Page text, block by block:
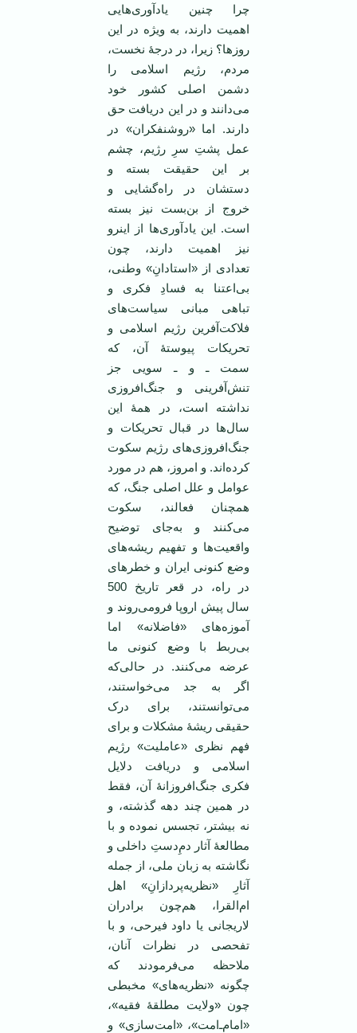
چرا چنین یادآوری‌ها‌یی
اهمیت دارند، به ویژه در این
روزها؟ زیرا، در درجۀ نخست،
مردم، رژیم اسلامی را
دشمن اصلی کشور خود
می‌دانند و در این دریافت حق
دارند. اما «روشنفکران» در
عمل پشتِ سرِ رژیم، چشم
بر این حقیقت بسته و
دستشان در راه‌گشایی و
خروج از بن‌بست نیز بسته
است. این یادآوری‌ها از اینرو
نیز اهمیت دارند، چون
تعدادی از «استادانِ» وطنی،
بی‌اعتنا به فسادِ فکری و
تباهی مبانی سیاست‌های
فلاکت‌آفرین رژیم اسلامی و
تحریکات پیوستۀ آن، که
سمت ـ و ـ سویی جز
تنش‌آفرینی و جنگ‌افروزی
نداشته است، در همۀ این
سال‌ها در قبال تحریکات و
جنگ‌افروزی‌های رژیم سکوت
کرده‌اند. و امروز، هم در مورد
عوامل و علل اصلی جنگ، که
همچنان فعالند، سکوت
می‌کنند و به‌جای توضیح
واقعیت‌ها و تفهیم ریشه‌های
وضع کنونی ایران و خطرهای
در راه، در قعر تاریخ 500
سال پیش اروپا فرومی‌روند و
آموزه‌های «فاضلانه» اما
بی‌ربط با وضع کنونی ما
عرضه می‌کنند. در حالی‌که
اگر به جد می‌خواستند،
می‌توانستند، برای درک
حقیقی ریشۀ مشکلات و برای
فهم نظری «عاملیت» رژیم
اسلامی و دریافت دلایل
فکری جنگ‌افروزانۀ آن، فقط
در همین چند دهه‌ گذشته، و
نه بیشتر، تجسس نموده و با
مطالعۀ آثار دمِ‌دستِ داخلی و
نگاشته به زبان ملی، از جمله
آثارِ «نظریه‌پردازانِ» اهل
ام‌القرا، هم‌چون برادران
لاریجانی‌ یا داود فیرحی، و با
تفحصی در نظرات آنان،
ملاحظه می‌فرمودند که
چگونه «نظریه‌های» مخبطی
چون «ولایت مطلقۀ فقیه»،
«امام‌ـ‌امت»، «امت‌سازی» و